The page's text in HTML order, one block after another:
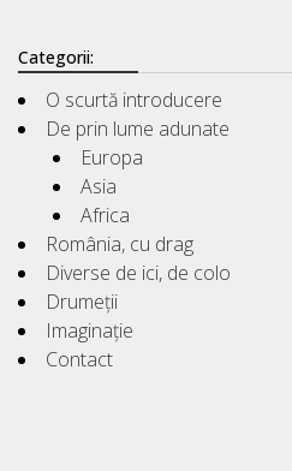
Categorii:
O scurtă introducere
De prin lume adunate
Europa
Asia
Africa
România, cu drag
Diverse de ici, de colo
Drumeții
Imaginație
Contact